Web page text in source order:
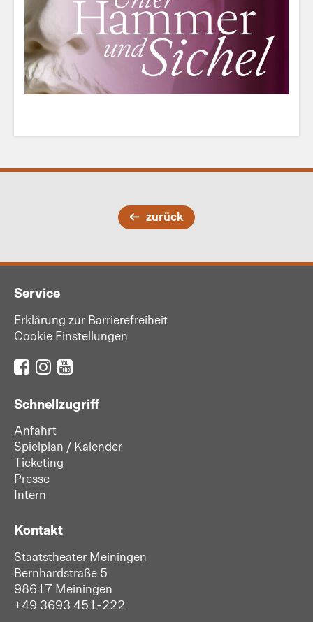
zurück
Service
Erklärung zur Barrierefreiheit
Cookie Einstellungen
Schnellzugriff
Anfahrt
Spielplan / Kalender
Ticketing
Presse
Intern
Kontakt
Staatstheater Meiningen
Bernhardstraße 5
98617 Meiningen
+49 3693 451-222